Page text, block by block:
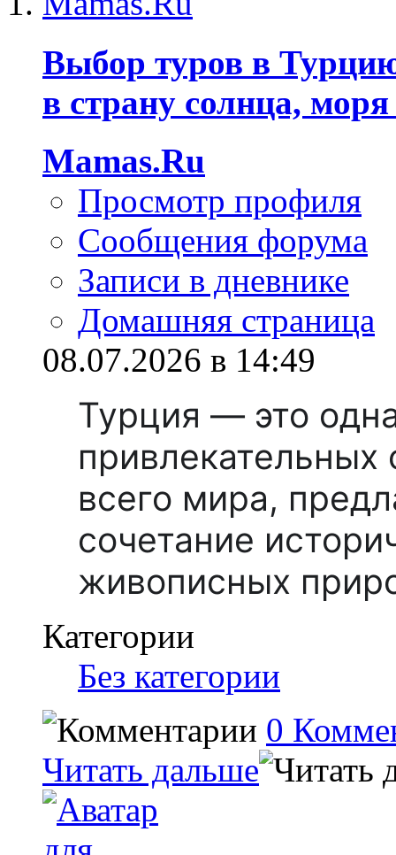
Выбор туров в
в страну солнца,
Mamas.Ru
Просмотр профиля
Сообщения форума
Записи в дневнике
Домашняя страница
08.07.2026 в 14:49
Турция — это
привлекательных
всего мира,
сочетание
живописных
Категории
Без категории
0
Читать дальше